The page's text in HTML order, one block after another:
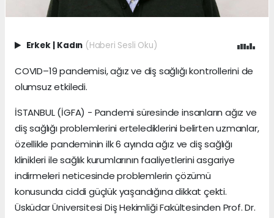
Erkek Kadın (Haberi Sesli Oku)
COVID–19 pandemisi, ağız ve diş sağlığı kontrollerini de
olumsuz etkiledi.
İSTANBUL (İGFA) - Pandemi süresinde insanların ağız ve
diş sağlığı problemlerini ertelediklerini belirten uzmanlar,
özellikle pandeminin ilk 6 ayında ağız ve diş sağlığı
klinikleri ile sağlık kurumlarının faaliyetlerini asgariye
indirmeleri neticesinde problemlerin çözümü
konusunda ciddi güçlük yaşandığına dikkat çekti.
Üsküdar Üniversitesi Diş Hekimliği Fakültesinden Prof. Dr.